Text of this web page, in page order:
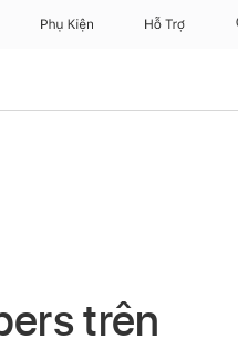
Phụ Kiện Hỗ Trợ
trên